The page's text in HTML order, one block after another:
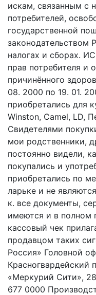
искам, связанным с
потребителей,
государственной
законодательством
налогах и сборах.
прав потребителя и
причинённого
08. 2000 по 19. 01.
приобретались для
Winston, Camel, LD,
Свидетелями
мои родственники,
постоянно видели,
покупались и
приобретались по
ларьке и не
к. все документы,
имеются и в полном
кассовый чек
продавцом таких
Россия» Головной
Красногвардейский
«Меркурий Сити»,
677 0000